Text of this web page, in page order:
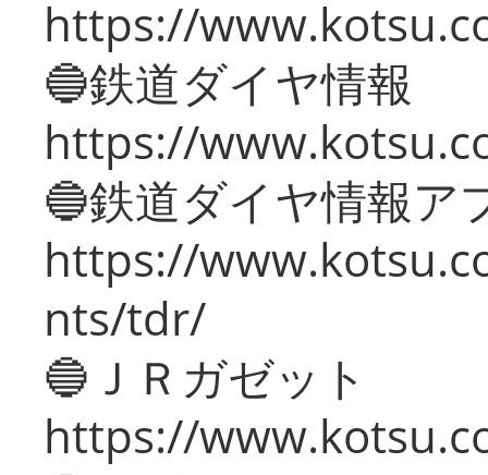
https://
🔵鉄道ダイヤ情報
https://
🔵鉄道ダイヤ情報ア
https://
nts/tdr/
🔵ＪＲガゼット
https://